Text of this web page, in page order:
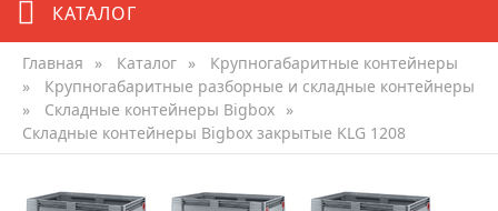
КАТАЛОГ
Главная » Каталог »
Крупногабаритные контейнеры
»
Крупногабаритные разборные и складные контейнеры
»
Складные контейнеры Bigbox »
Складные контейнеры Bigbox закрытые KLG 1208